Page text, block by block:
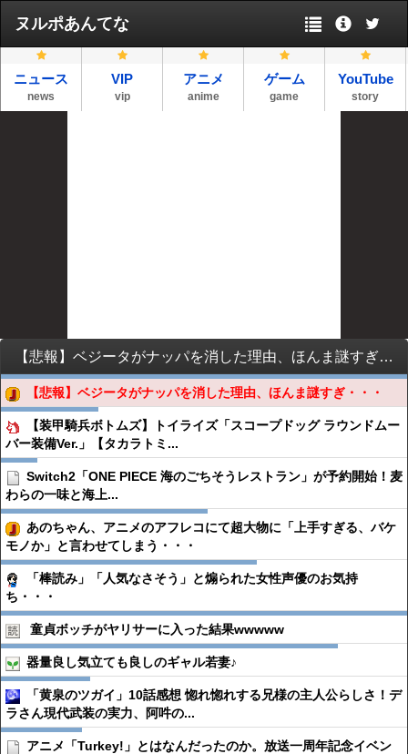
ヌルポあんてな
ニュース
news
VIP
vip
アニメ
anime
ゲーム
game
YouTube
story
【悲報】ベジータがナッパを消した理由、ほんま謎すぎ・・・
【悲報】ベジータがナッパを消した理由、ほんま謎すぎ・・・
【装甲騎兵ボトムズ】トイライズ「スコープドッグ ラウンドムー
バー装備Ver.」【タカラトミ...
Switch2「ONE PIECE 海のごちそうレストラン」が予約開始！麦
わらの一味と海上...
あのちゃん、アニメのアフレコにて超大物に「上手すぎる、バケ
モノか」と言わせてしまう・・・
「棒読み」「人気なさそう」と煽られた女性声優のお気持
ち・・・
童貞ボッチがヤリサーに入った結果wwwww
器量良し気立ても良しのギャル若妻♪
「黄泉のツガイ」10話感想 惚れ惚れする兄様の主人公らしさ！デ
ラさん現代武装の実力、阿吽の...
アニメ「Turkey!」とはなんだったのか。放送一周年記念イベン